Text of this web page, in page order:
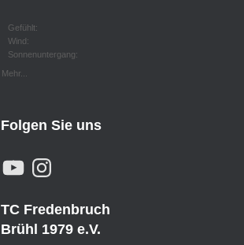
Gefühlt:
Wind:
Sonnenuntergang:
Mehr...
Folgen Sie uns
Y
O
U
B
E
N
A
G
R
A
TC Fredenbruch
Brühl 1979 e.V.